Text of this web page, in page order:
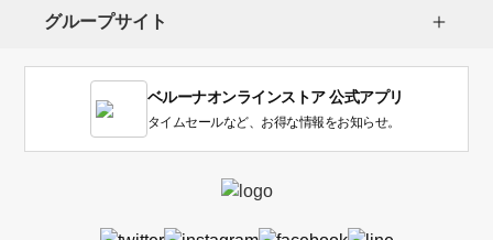
グループサイト
ベルーナオンラインストア 公式アプリ
タイムセールなど、お得な情報をお知らせ。